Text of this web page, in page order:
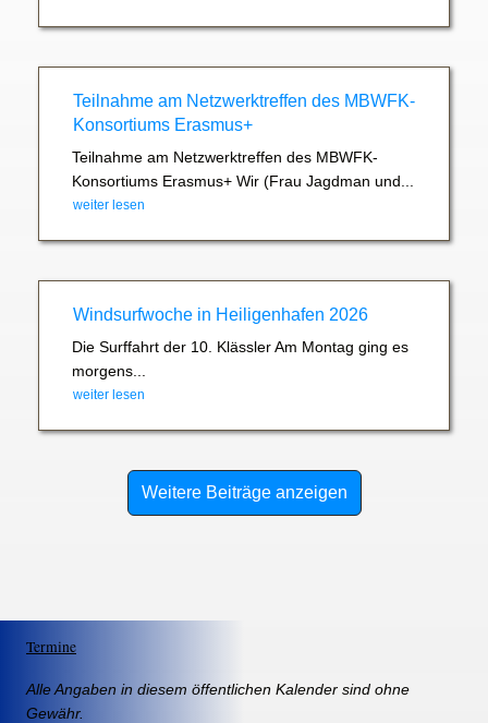
Teilnahme am Netzwerktreffen des MBWFK-
Konsortiums Erasmus+
Teilnahme am Netzwerktreffen des MBWFK-
Konsortiums Erasmus+ Wir (Frau Jagdman und...
weiter lesen
Windsurfwoche in Heiligenhafen 2026
Die Surffahrt der 10. Klässler Am Montag ging es
morgens...
weiter lesen
Weitere Beiträge anzeigen
Termine
Alle Angaben in diesem öffentlichen Kalender sind ohne
Gewähr.